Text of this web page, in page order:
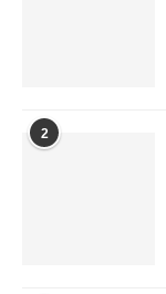
2